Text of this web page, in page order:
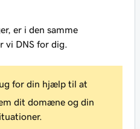
er i den samme
DNS for dig.
for din hjælp til at
dit domæne og din